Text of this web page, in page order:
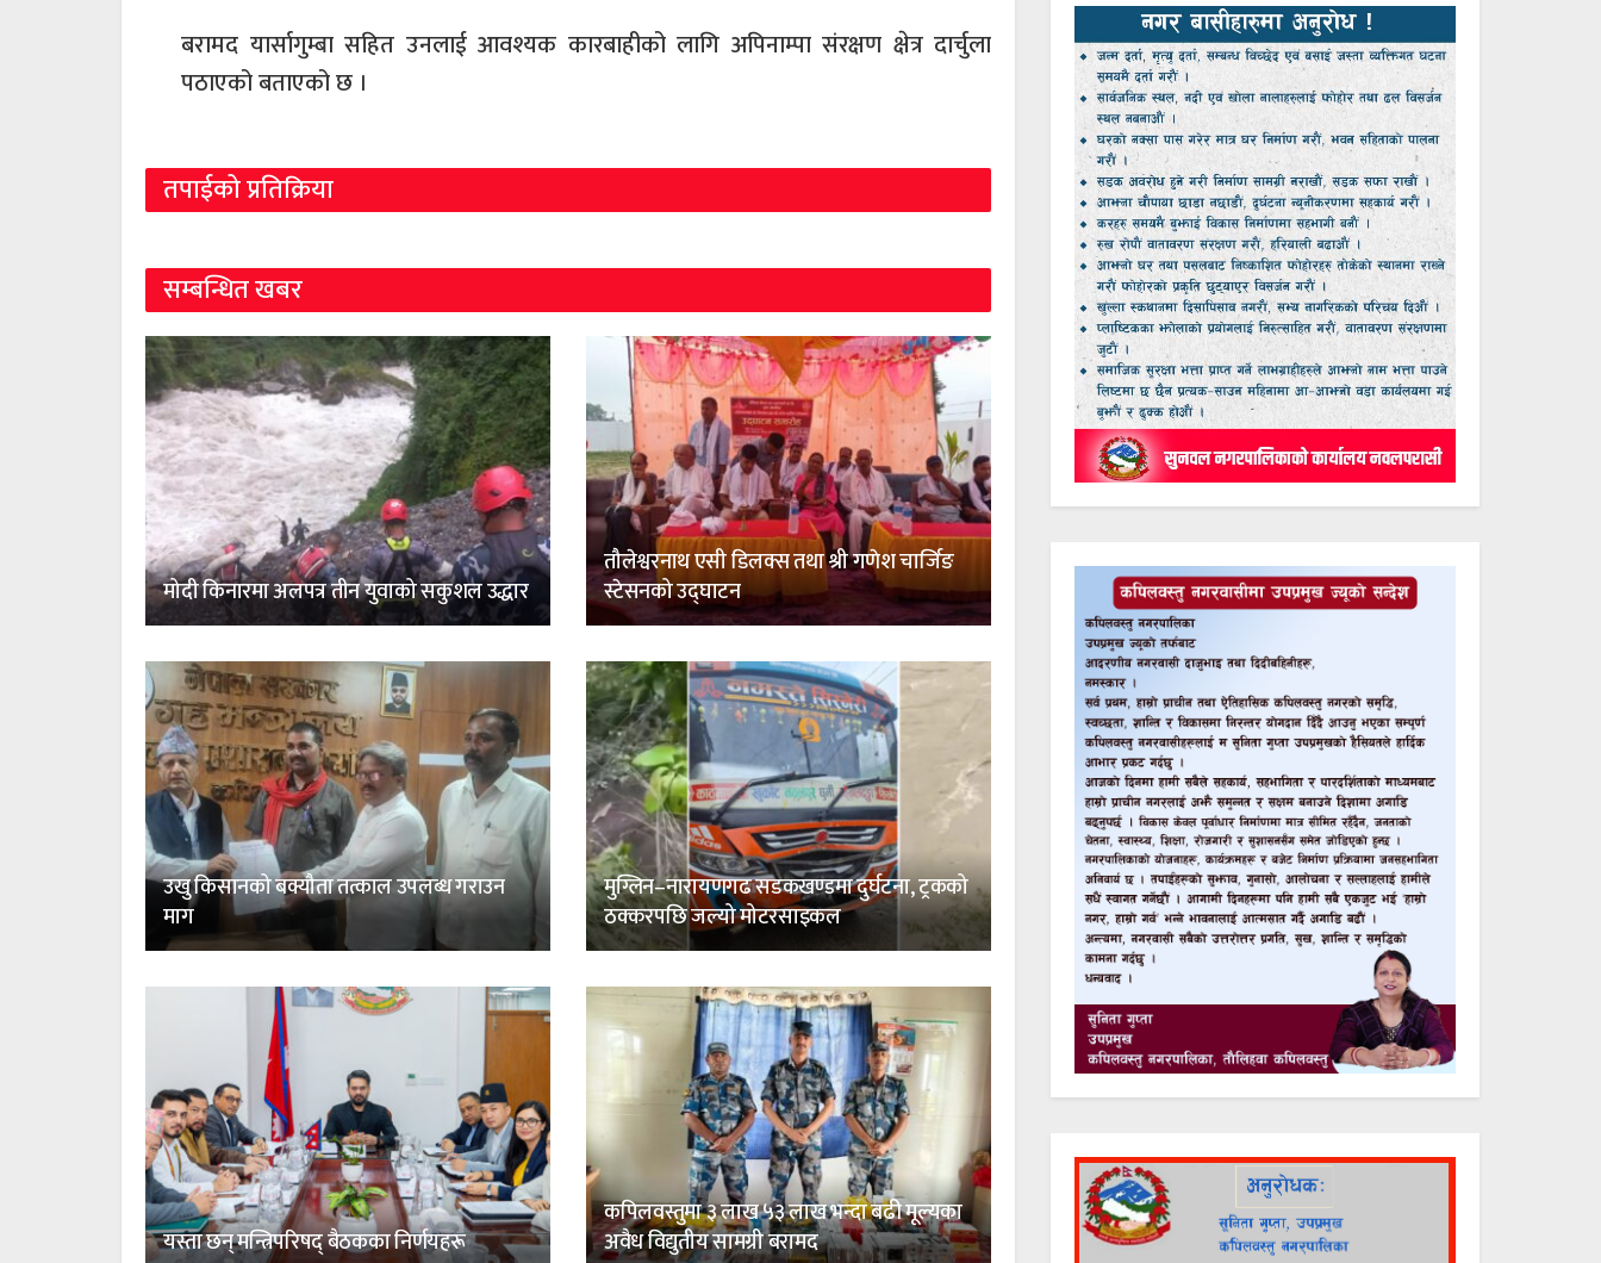
बरामद यार्सागुम्बा सहित उनलाई आवश्यक कारबाहीको लागि अपिनाम्पा संरक्षण क्षेत्र दार्चुला
पठाएको बताएको छ ।
तपाईको प्रतिक्रिया
सम्बन्धित खबर
मोदी किनारमा अलपत्र तीन युवाको सकुशल उद्धार
तौलेश्वरनाथ एसी डिलक्स तथा श्री गणेश चार्जिङ
स्टेसनको उद्घाटन
उखु किसानको बक्यौता तत्काल उपलब्ध गराउन
माग
मुग्लिन–नारायणगढ सडकखण्डमा दुर्घटना, ट्रकको
ठक्करपछि जल्यो मोटरसाइकल
यस्ता छन् मन्त्रिपरिषद् बैठकका निर्णयहरू
कपिलवस्तुमा ३ लाख ५३ लाख भन्दा बढी मूल्यका
अवैध विद्युतीय सामग्री बरामद